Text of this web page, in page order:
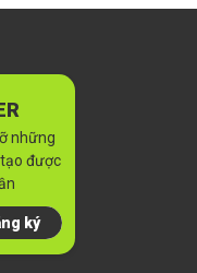
những
được
ký